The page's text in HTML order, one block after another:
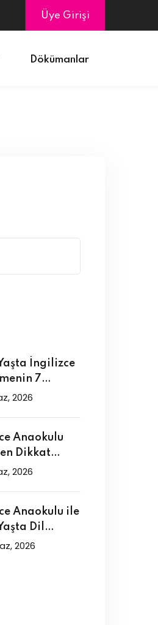
Üye Girişi
Dökümanlar
İngilizce
7
Faydası
2026
Anaokulu
Dikkat
Gereken 10
2026
Anaokulu ile
Dil
2026